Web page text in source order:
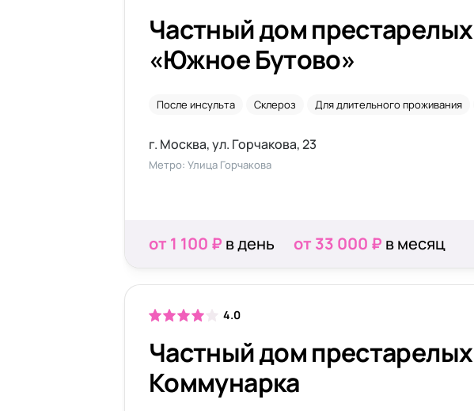
Частный дом престарелых
«Южное Бутово»
После инсульта Склероз Для длительного проживания
г. Москва, ул. Горчакова, 23
Метро: Улица Горчакова
от 1 100 ₽ в день от 33 000 ₽ в месяц
4.0
Частный дом престарелых
Коммунарка